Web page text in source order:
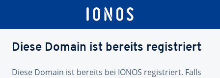
Diese Domain ist bereits registriert
Diese Domain ist bereits bei IONOS registriert. Falls